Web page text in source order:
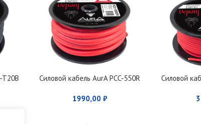
T20B Силовой кабель AurA PCC-550R
1990,00₽
Силовой